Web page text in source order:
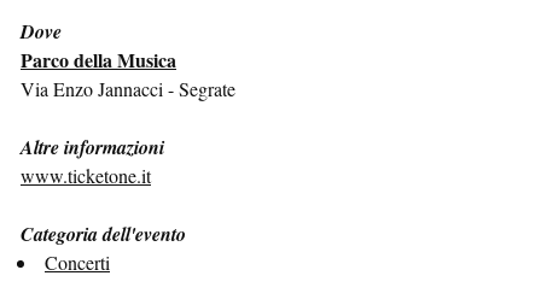
Dove
Parco della Musica
Via Enzo Jannacci - Segrate
Altre informazioni
www.ticketone.it
Categoria dell'evento
Concerti